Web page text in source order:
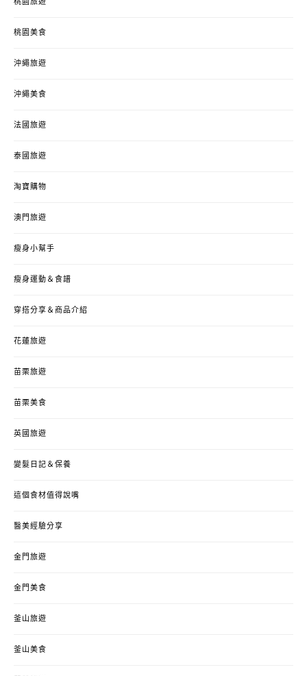
桃園旅遊
桃園美食
沖繩旅遊
沖繩美食
法國旅遊
泰國旅遊
淘寶購物
澳門旅遊
瘦身小幫手
瘦身運動＆食譜
穿搭分享＆商品介紹
花蓮旅遊
苗栗旅遊
苗栗美食
英國旅遊
變髮日記＆保養
這個食材值得說嘴
醫美經驗分享
金門旅遊
金門美食
釜山旅遊
釜山美食